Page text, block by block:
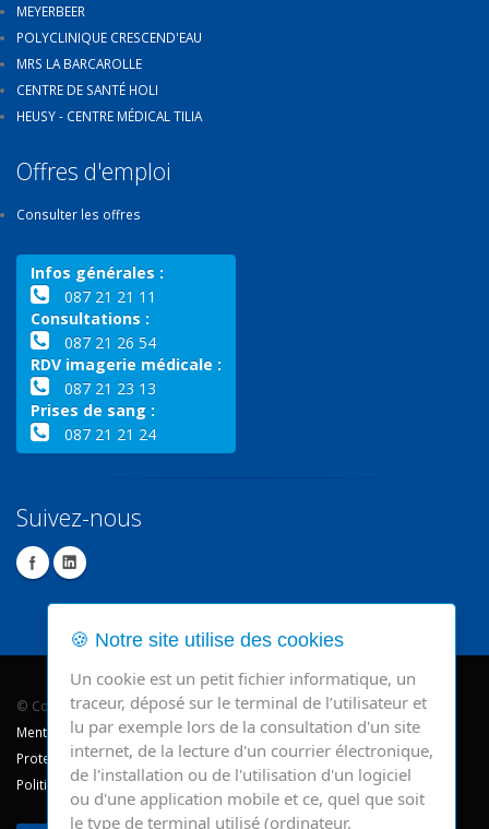
MEYERBEER
POLYCLINIQUE CRESCEND'EAU
MRS LA BARCAROLLE
CENTRE DE SANTÉ HOLI
HEUSY - CENTRE MÉDICAL TILIA
Offres d'emploi
Consulter les offres
Infos générales :
087 21 21 11
Consultations :
087 21 26 54
RDV imagerie médicale :
087 21 23 13
Prises de sang :
087 21 21 24
Suivez-nous
© Copyright 2026 - CHR Verviers.
Mentions légales
Protection des données
Politique de cookie
🍪 Notre site utilise des cookies
Un cookie est un petit fichier informatique, un
traceur, déposé sur le terminal de l’utilisateur et
lu par exemple lors de la consultation d'un site
internet, de la lecture d'un courrier électronique,
de l'installation ou de l'utilisation d'un logiciel
ou d'une application mobile et ce, quel que soit
le type de terminal utilisé (ordinateur,